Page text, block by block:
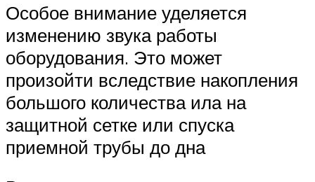
Особое внимание уделяется
изменению звука работы
оборудования. Это может
произойти вследствие накопления
большого количества ила на
защитной сетке или спуска
приемной трубы до дна